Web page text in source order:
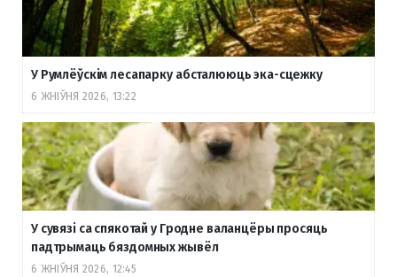
У Румлёўскім лесапарку абсталююць эка-сцежку
6 ЖНІЎНЯ 2026, 13:22
У сувязі са спякотай у Гродне валанцёры просяць
падтрымаць бяздомных жывёл
6 ЖНІЎНЯ 2026, 12:45